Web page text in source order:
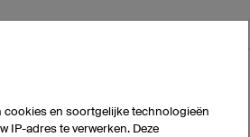
cookies en soortgelijke technologieën
IP-adres te verwerken. Deze